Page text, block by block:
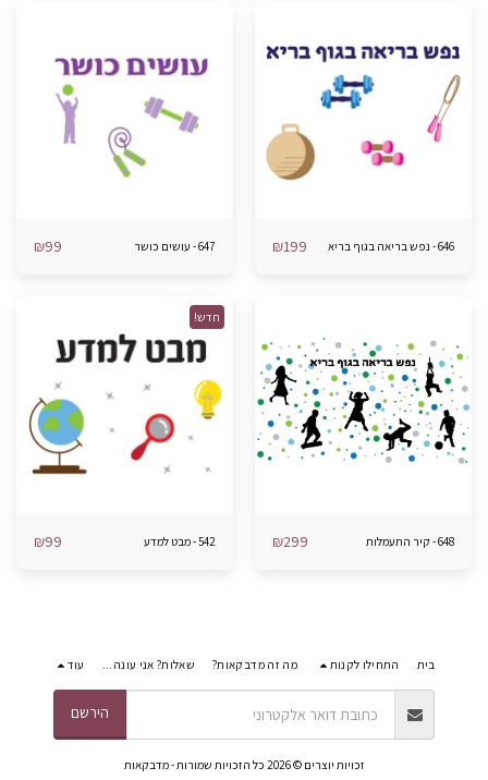
646 - נפש בריאה בגוף בריא ₪199 647 - עושים כושר ₪99
648 - קיר התעמלות ₪299
חדש!
542 - מבט למדע ₪99
בית התחילו לקנות מה זה מדבקאות? שאלות? אני עונה... עוד
הירשם
זכויות יוצרים © 2026 כל הזכויות שמורות - מדבקאות